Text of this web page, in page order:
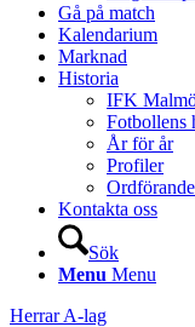
Gå på match
Kalendarium
Marknad
Historia
IFK
Fotbollens
År för år
Profiler
Kontakta oss
Sök
Menu Menu
Herrar A-lag